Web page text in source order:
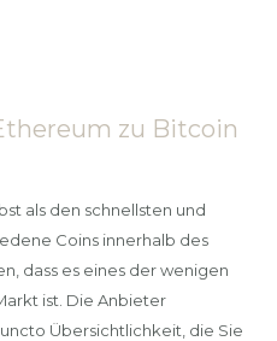
zu Bitcoin
als den schnellsten und
Coins innerhalb des
dass es eines der wenigen
ist. Die Anbieter
Übersichtlichkeit, die Sie